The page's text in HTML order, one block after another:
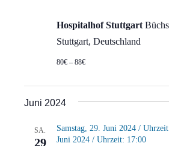
Hospitalhof Stuttgart
Stuttgart, Deutschland
80€ – 88€
Juni 2024
SA.
29
Samstag, 29. Juni 2024 /
Juni 2024 / Uhrzeit: 17:00